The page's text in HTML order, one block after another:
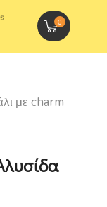
0
με charm